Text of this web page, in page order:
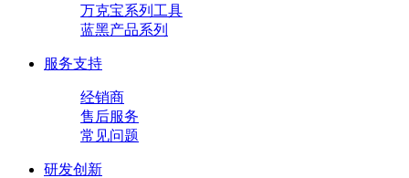
万克宝系列工具
蓝黑产品系列
服务支持
经销商
售后服务
常见问题
研发创新